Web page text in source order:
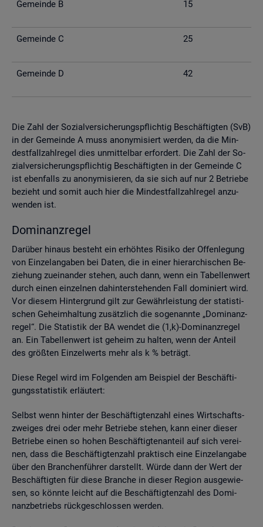
Ge­mein­de B 15
Ge­mein­de C 25
Ge­mein­de D 42
Die Zahl der So­zi­al­ver­si­che­rungs­pflich­tig Be­schäf­tig­ten (SvB)
in der Ge­mein­de A muss an­ony­mi­siert wer­den, da die Min­
dest­fall­zahl­re­gel dies un­mit­tel­bar er­for­dert. Die Zahl der So­
zi­al­ver­si­che­rungs­pflich­tig Be­schäf­tig­ten in der Ge­mein­de C
ist eben­falls zu an­ony­mi­sie­ren, da sie sich auf nur 2 Be­trie­be
be­zieht und somit auch hier die Min­dest­fall­zahl­re­gel an­zu­
wen­den ist.
Do­mi­nanz­re­gel
Dar­über hin­aus be­steht ein er­höh­tes Ri­si­ko der Of­fen­le­gung
von Ein­zel­an­ga­ben bei Daten, die in einer hier­ar­chi­schen Be­
zie­hung zu­ein­an­der ste­hen, auch dann, wenn ein Ta­bel­len­wert
durch einen ein­zel­nen da­hin­ter­ste­hen­den Fall do­mi­niert wird.
Vor die­sem Hin­ter­grund gilt zur Ge­währ­leis­tung der sta­tis­ti­
schen Ge­heim­hal­tung zu­sätz­lich die so­ge­nann­te „Do­mi­nanz­
re­gel“. Die Sta­tis­tik der BA wen­det die (1,k)-Do­mi­nanz­re­gel
an. Ein Ta­bel­len­wert ist ge­heim zu hal­ten, wenn der An­teil
des grö­ß­ten Ein­zel­werts mehr als k % be­trägt.
Diese Regel wird im Fol­gen­den am Bei­spiel der Be­schäf­ti­
gungs­sta­tis­tik er­läu­tert:
Selbst wenn hin­ter der Be­schäf­tig­ten­zahl eines Wirt­schafts­
zwei­ges drei oder mehr Be­trie­be ste­hen, kann einer die­ser
Be­trie­be einen so hohen Be­schäf­tig­ten­an­teil auf sich ver­ei­
nen, dass die Be­schäf­tig­ten­zahl prak­tisch eine Ein­zel­an­ga­be
über den Bran­chen­füh­rer dar­stellt. Würde dann der Wert der
Be­schäf­tig­ten für diese Bran­che in die­ser Re­gi­on aus­ge­wie­
sen, so könn­te leicht auf die Be­schäf­tig­ten­zahl des Do­mi­
nanz­be­triebs rück­ge­schlos­sen wer­den.